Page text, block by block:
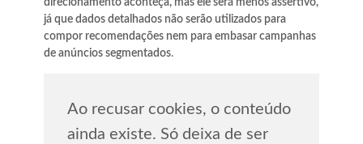
direcionamento aconteça, mas ele será menos assertivo,
já que dados detalhados não serão utilizados para
compor recomendações nem para embasar campanhas
de anúncios segmentados.
Ao recusar cookies, o conteúdo
ainda existe. Só deixa de ser